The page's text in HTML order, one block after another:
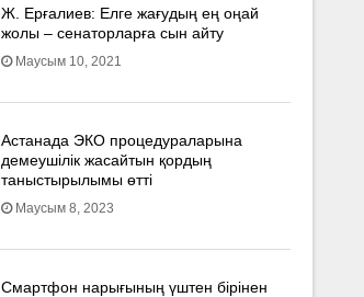
Ж. Ерғалиев: Елге жағудың ең оңай
жолы – сенаторларға сын айту
Маусым 10, 2021
Астанада ЭКО процедураларына
демеушілік жасайтын қордың
таныстырылымы өтті
Маусым 8, 2023
Смартфон нарығының үштен бірінен